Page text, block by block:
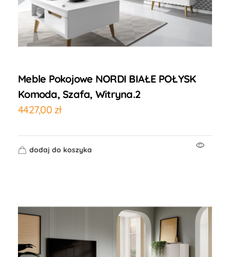
Meble Pokojowe NORDI BIAŁE POŁYSK
Komoda, Szafa, Witryna.2
4427,00 zł
dodaj do koszyka